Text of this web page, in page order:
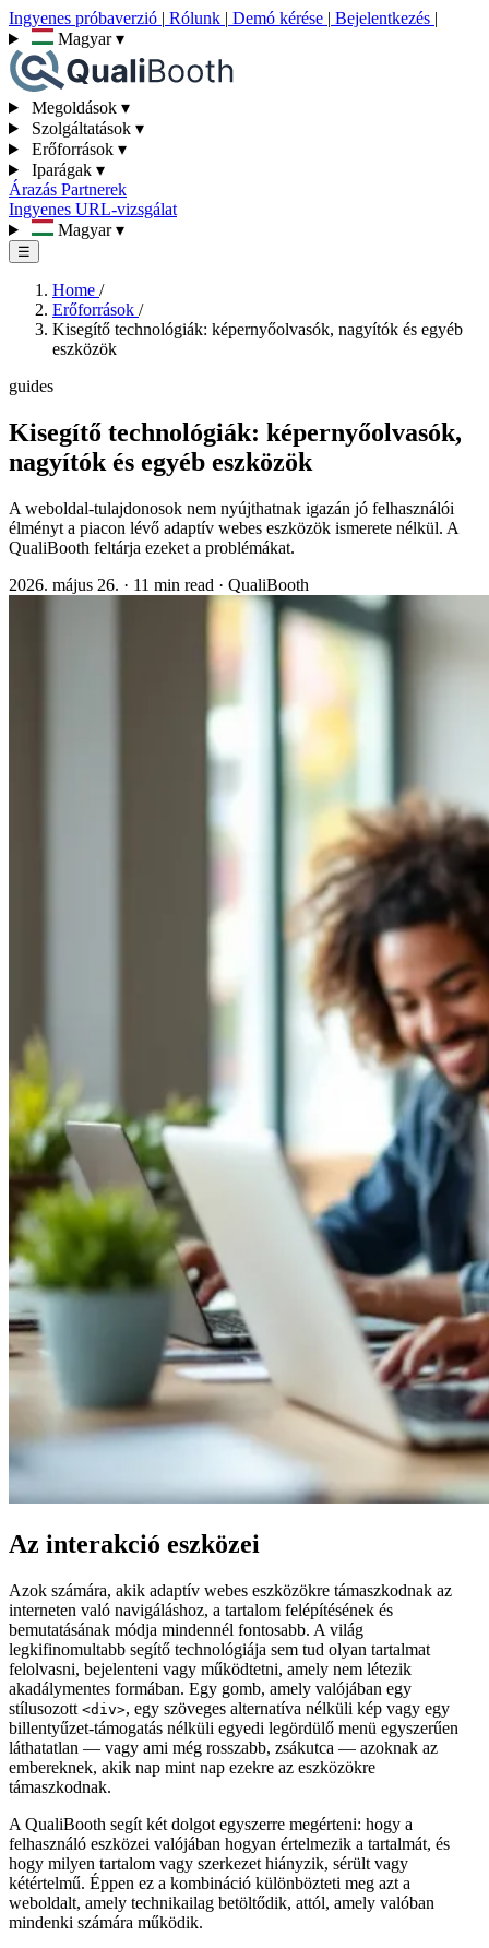
Ingyenes próbaverzió | Rólunk | Demó kérése | Bejelentkezés |
Magyar▾
Megoldások ▾
Szolgáltatások ▾
Erőforrások ▾
Iparágak ▾
Árazás Partnerek
Ingyenes URL-vizsgálat
Magyar▾
☰
Home /
Erőforrások /
Kisegítő technológiák: képernyőolvasók, nagyítók és egyéb
eszközök
guides
Kisegítő technológiák: képernyőolvasók,
nagyítók és egyéb eszközök
A weboldal-tulajdonosok nem nyújthatnak igazán jó felhasználói
élményt a piacon lévő adaptív webes eszközök ismerete nélkül. A
QualiBooth feltárja ezeket a problémákat.
2026. május 26. · 11 min read · QualiBooth
Az interakció eszközei
Azok számára, akik adaptív webes eszközökre támaszkodnak az
interneten való navigáláshoz, a tartalom felépítésének és
bemutatásának módja mindennél fontosabb. A világ
legkifinomultabb segítő technológiája sem tud olyan tartalmat
felolvasni, bejelenteni vagy működtetni, amely nem létezik
akadálymentes formában. Egy gomb, amely valójában egy
stílusozott <div>, egy szöveges alternatíva nélküli kép vagy egy
billentyűzet-támogatás nélküli egyedi legördülő menü egyszerűen
láthatatlan — vagy ami még rosszabb, zsákutca — azoknak az
embereknek, akik nap mint nap ezekre az eszközökre
támaszkodnak.
A QualiBooth segít két dolgot egyszerre megérteni: hogy a
felhasználó eszközei valójában hogyan értelmezik a tartalmát, és
hogy milyen tartalom vagy szerkezet hiányzik, sérült vagy
kétértelmű. Éppen ez a kombináció különbözteti meg azt a
weboldalt, amely technikailag betöltődik, attól, amely valóban
mindenki számára működik.